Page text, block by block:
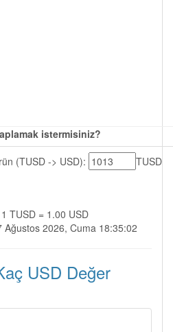
istermisiniz?
(TUSD -> USD):
TUSD
TUSD = 1.00 USD
2026, Cuma 18:35:02
USD Değer